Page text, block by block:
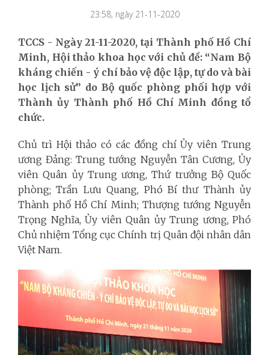
23:58, ngày 21-11-2020
TCCS - Ngày 21-11-2020, tại Thành phố Hồ Chí
Minh, Hội thảo khoa học với chủ đề: “Nam Bộ
kháng chiến - ý chí bảo vệ độc lập, tự do và bài
học lịch sử” do Bộ quốc phòng phối hợp với
Thành ủy Thành phố Hồ Chí Minh đồng tổ
chức.
Chủ trì Hội thảo có các đồng chí Ủy viên Trung
ương Đảng: Trung tướng Nguyễn Tân Cương, Ủy
viên Quân ủy Trung ương, Thứ trưởng Bộ Quốc
phòng; Trần Lưu Quang, Phó Bí thư Thành ủy
Thành phố Hồ Chí Minh; Thượng tướng Nguyễn
Trọng Nghĩa, Ủy viên Quân ủy Trung ương, Phó
Chủ nhiệm Tổng cục Chính trị Quân đội nhân dân
Việt Nam.